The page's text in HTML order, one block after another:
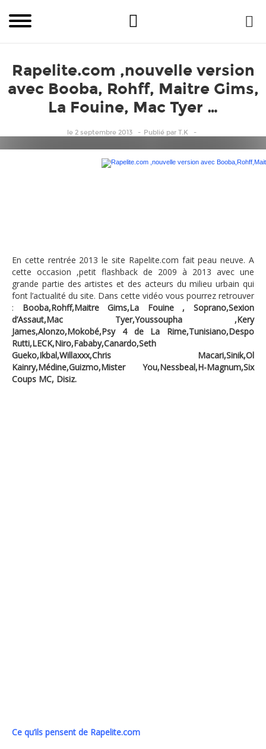
Rapelite.com ,nouvelle version
avec Booba, Rohff, Maitre Gims,
La Fouine, Mac Tyer …
le 2 septembre 2013 Publiépar T.K
En cette rentrée 2013 le site Rapelite.com fait peau neuve. A
cette occasion ,petit flashback de 2009 à 2013 avec une
grande partie des artistes et des acteurs du milieu urbain qui
font l’actualité du site. Dans cette vidéo vous pourrez retrouver
: Booba,Rohff,Maitre Gims,La Fouine , Soprano,Sexion
d’Assaut,Mac Tyer,Youssoupha ,Kery
James,Alonzo,Mokobé,Psy 4 de La Rime,Tunisiano,Despo
Rutti,LECK,Niro,Fababy,Canardo,Seth
Gueko,Ikbal,Willaxxx,Chris Macari,Sinik,Ol
Kainry,Médine,Guizmo,Mister You,Nessbeal,H-Magnum,Six
Coups MC, Disiz.
Ce qu’ils pensent de Rapelite.com